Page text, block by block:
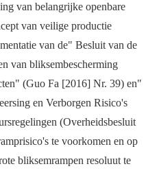
van belangrijke openbare
van veilige productie
van de" Besluit van de
van bliksembescherming
(Guo Fa [2016] Nr. 39) en"
en Verborgen Risico's
(Overheidsbesluit
te voorkomen en op
bliksemrampen resoluut te